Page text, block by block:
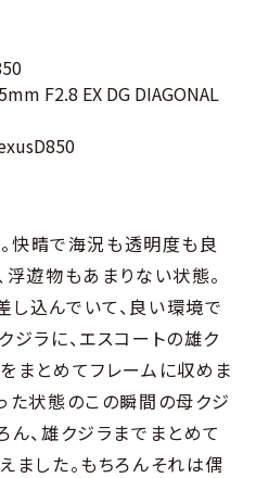
F2.8 EX DG DIAGONAL
快晴で海況も透明度も良
浮遊物もあまりない状態。
込んでいて、良い環境で
ジラに、エスコートの雄ク
まとめてフレームに収めま
た状態のこの瞬間の母クジ
ん、雄クジラまでまとめて
ました。もちろんそれは偶